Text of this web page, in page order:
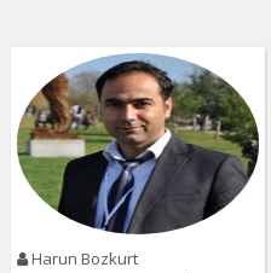
Harun Bozkurt